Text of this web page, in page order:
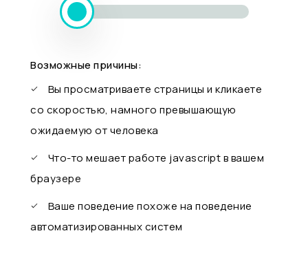
Возможные причины:
Вы просматриваете страницы и кликаете
со скоростью, намного превышающую
ожидаемую от человека
Что-то мешает работе javascript в вашем
браузере
Ваше поведение похоже на поведение
автоматизированных систем